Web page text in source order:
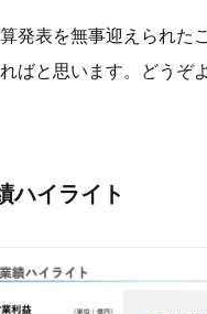
発表を無事迎えられ
ばと思います。どうぞ
ハイライト